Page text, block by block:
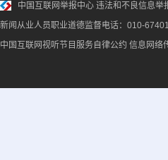
中国互联网举报中心 违法和不良信息举
新闻从业人员职业道德监督电话：010-
中国互联网视听节目服务自律公约 信息网络